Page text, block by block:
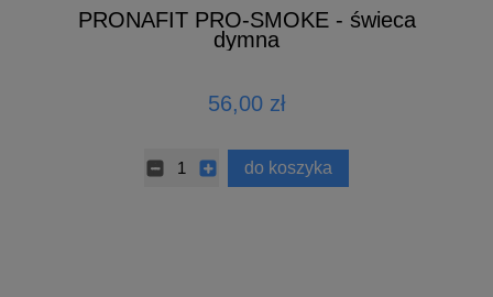
PRONAFIT PRO-SMOKE - świeca
dymna
56,00 zł
do koszyka